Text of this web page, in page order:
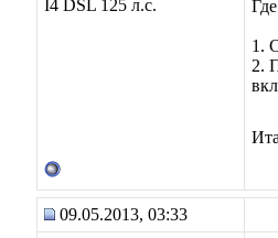
I4 DSL 125 л.с.
1.
2.
09.05.2013, 03:33